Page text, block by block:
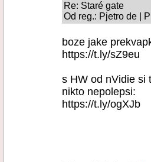
Re: Staré gate
Od reg.: Pjetro de |
boze jake
https://t.ly/sZ9eu
s HW od nVidie si
nikto nepolepsi:
https://t.ly/ogXJb